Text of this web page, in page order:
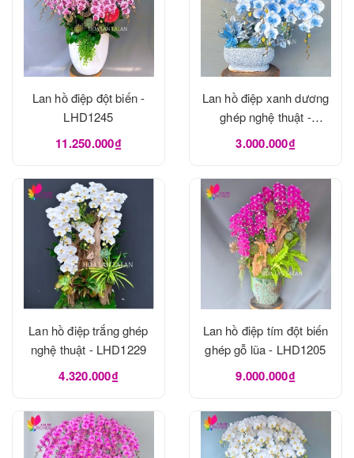
Lan hồ điệp đột biến -
LHD1245
11.250.000₫
Lan hồ điệp xanh dương
ghép nghệ thuật -
LHD1240
3.000.000₫
Lan hồ điệp trắng ghép
nghệ thuật - LHD1229
4.320.000₫
Lan hồ điệp tím đột biến
ghép gỗ lũa - LHD1205
9.000.000₫